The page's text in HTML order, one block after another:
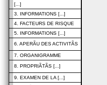
[...]
3. INFORMATIONS [...]
4. FACTEURS DE RISQUE
5. INFORMATIONS [...]
6. APERÃU DES ACTIVITÃS
7. ORGANIGRAMME
8. PROPRIÃTÃS [...]
9. EXAMEN DE LA [...]